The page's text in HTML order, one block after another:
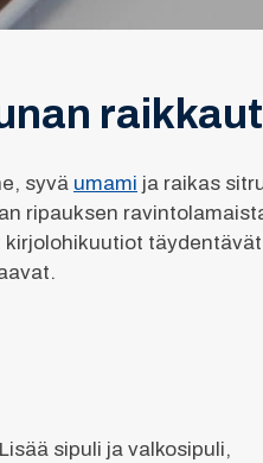
syvä umami ja raikas
ripauksen
sipuli ja valkosipuli,